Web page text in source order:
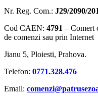
Nr. Reg. Com.: J29/2090/
Cod CAEN: 4791 – Comert
de comenzi sau prin Internet
Jianu 5, Ploiesti, Prahova.
Telefon: 0771.328.476
Email: